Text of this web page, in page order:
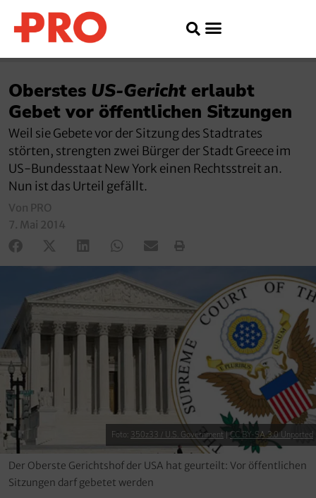
Oberstes US-Gericht erlaubt
Gebet vor öffentlichen Sitzungen
Weil sie Gebete vor der Sitzung des Stadtrates
störten, strengten zwei Bürger der Stadt Greece im
US-Bundesstaat New York einen Rechtsstreit an.
Nun ist das Urteil gefällt.
Von PRO
7. Mai 2014
Foto: 350z33 / U.S. Government CC BY-SA 3.0 Unported
Der Oberste Gerichtshof der USA hat geurteilt: Vor öffentlichen
Sitzungen darf gebetet werden